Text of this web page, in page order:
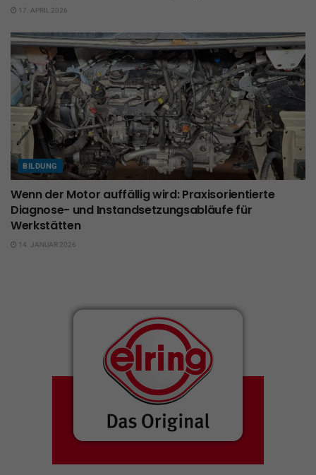
17. APRIL 2026
BILDUNG
Wenn der Motor auffällig wird: Praxisorientierte
Diagnose- und Instandsetzungsabläufe für
Werkstätten
14. JANUAR 2026